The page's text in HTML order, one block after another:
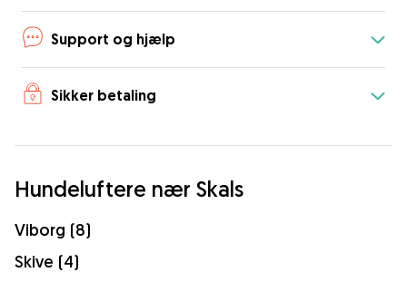
Support og hjælp
Sikker betaling
Hundeluftere nær Skals
Viborg (8)
Skive (4)